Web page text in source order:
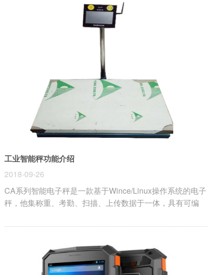
工业智能秤功能介绍
2018-09-26
CA系列智能电子秤是一款基于Wince/Linux操作系统的电子
秤，他集称重、考勤、扫描、上传数据于一体，具有可编